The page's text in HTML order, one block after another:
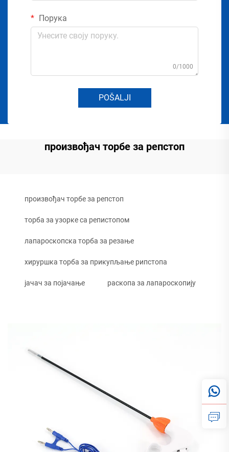
Порука
0/1000
POŠALJI
произвођач торбе за репстоп
произвођач торбе за репстоп
торба за узорке са репистопом
лапароскопска торба за резање
хируршка торба за прикупљање рипстопа
јачач за појачање раскопа за лапароскопију